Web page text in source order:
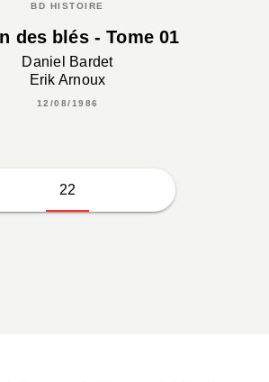
BD HISTOIRE
des blés - Tome 01
Daniel Bardet
Erik Arnoux
12/08/1986
22